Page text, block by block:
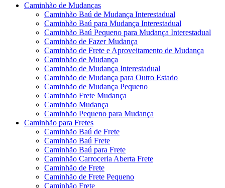
Caminhão de Mudanças
Caminhão Baú de Mudança Interestadual
Caminhão Baú para Mudança Interestadual
Caminhão Baú Pequeno para Mudança Interestadual
Caminhão de Fazer Mudança
Caminhão de Frete e Aproveitamento de Mudança
Caminhão de Mudança
Caminhão de Mudança Interestadual
Caminhão de Mudança para Outro Estado
Caminhão de Mudança Pequeno
Caminhão Frete Mudança
Caminhão Mudança
Caminhão Pequeno para Mudança
Caminhão para Fretes
Caminhão Baú de Frete
Caminhão Baú Frete
Caminhão Baú para Frete
Caminhão Carroceria Aberta Frete
Caminhão de Frete
Caminhão de Frete Pequeno
Caminhão Frete